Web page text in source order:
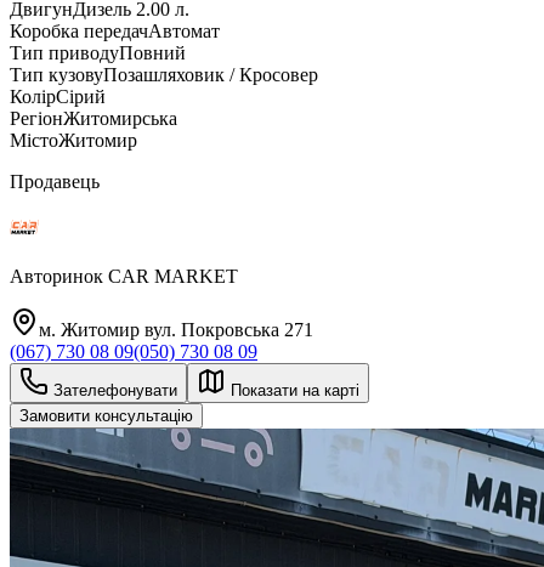
ДвигунДизель 2.00 л.
Коробка передачАвтомат
Тип приводуПовний
Тип кузовуПозашляховик / Кросовер
КолірСірий
РегіонЖитомирська
МістоЖитомир
Продавець
Авторинок CAR MARKET
м. Житомир вул. Покровська 271
(067) 730 08 09(050) 730 08 09
Зателефонувати
Показати на карті
Замовити консультацію